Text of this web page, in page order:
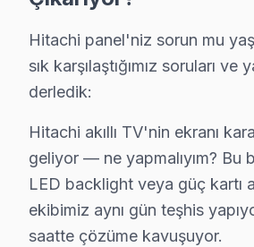
Pınar, Poligon, Ptt Evleri,
Hitachi TV Duvar Montajı
Sarıyer'da satın aldığınız
• Sarıyer'de motorlu döner
• Sarıyer servisimizde kablo
• Sarıyer'de Wi-Fi
• Sarıyer servisimizde oyun
Hitachi panel'niz sorun mu
sık karşılaştığımız soruları ve
derledik:
Hitachi akıllı TV'nin ekranı
geliyor — ne yapmalıyım? Bu
LED backlight veya güç kartı
ekibimiz aynı gün teşhis
saatte çözüme kavuşuyor.